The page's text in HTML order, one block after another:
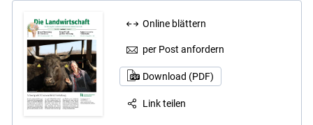
Online blättern
per Post anfordern
Download (PDF)
Link teilen